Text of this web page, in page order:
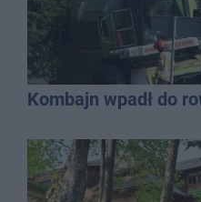
Kombajn wpadł do